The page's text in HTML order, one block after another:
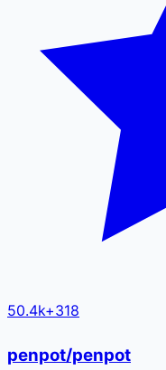
50.4k+318
penpot/penpot